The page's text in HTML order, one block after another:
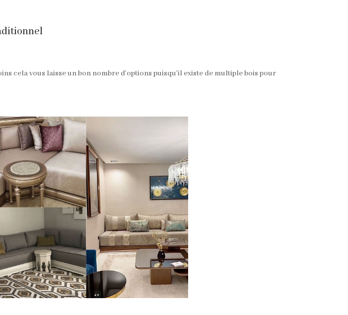
cela vous laisse un bon nombre d’options puisqu’il existe de multiple bois pour